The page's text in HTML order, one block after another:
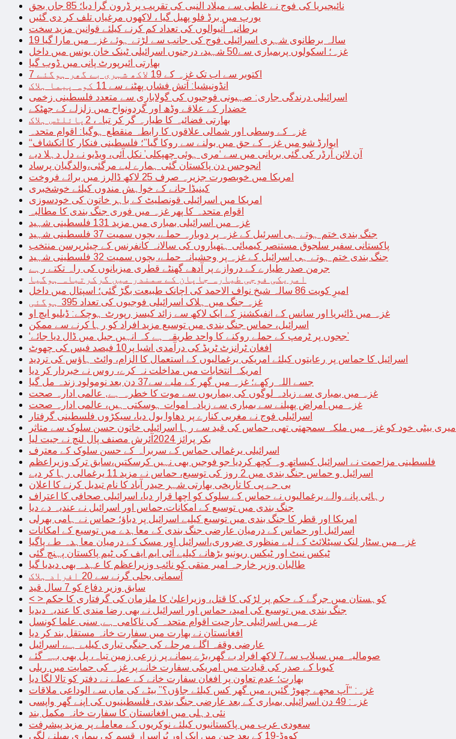
نائیجیریا کی فوج نے غلطی سے میلاد النبی کی تقریب پر ڈرون گرا دیا؛ 85 جاں بحق
یورپ میں برڈ فلو پھیل گیا ، لاکھوں مرغیاں تلف کر دی گئیں
برطانیہ آنیوالوں کی تعداد کم کرنے کیلئے قوانین مزید سخت
19 سالہ برطانوی شہری اسرائیلی فوج کی جانب سے لڑتے ہوئے غزہ میں مارا گیا
غزہ؛ اسکولوں پربمباری سے50 شہید، درجنوں اسرائیلی ٹینک خان یونس میں داخل
بھارتی ائیرپورٹ پانی میں ڈوب گیا
7 اکتوبر سے اب تک غزہ کے 19 لاکھ شہری بے گھر ہوگئے
انڈونیشیا: آتش فشاں پھٹنے سے 11 کوہ پیما ہلاک
اسرائیلی درندگی جاری: صہیونی فوجیوں کی گولاباری سے متعدد فلسطینی زخمی
خضدار کے علاقے وڈھ اور گردونواح میں زلزلے کے جھٹکے
بھارتی فضائیہ کا طیارہ گر کر تباہ، 2پائلٹس ہلاک
غزہ کے وسطی اور شمالی علاقوں کا رابطہ منقطع ہوگیا: اقوام متحدہ
“ایوارڈ شو میں غزہ کے حق میں بولنے سے روکا گیا”؛ فلسطینی فنکار کا انکشاف
آن لائن آرڈر کی گئی بریانی میں سے ‘مری ہوئی چھپکلی’ نکل آئی، ویڈیو نے دل دہلا دیے
انجوجس دن پاکستان گئی ہمارے لیے مرگئی،والدگیان پرساد
امریکا میں خوبصورت جزیرہ صرف 25 لاکھ ڈالرز میں برائے فروخت
کینیڈا جانے کے خواہش مندوں کیلئے خوشخبری
امریکا میں اسرائیلی قونصلیٹ کے باہر خاتون کی خودسوزی
اقوام متحدہ کا پھر غزہ میں فوری جنگ بندی کا مطالبہ
غزہ میں اسرائیلی بمباری میں مزید 131 فلسطینی شہید
جنگ بندی ختم ہوتے ہی اسرئیل کے غزہ پر دوبارہ حملے، بچوں سمیت 37 فلسطینی شہید
پاکستانی سفیر سلجوق مستنصر کیمیائی ہتھیاروں کی سالانہ کانفرنس کے چیئرپرسن منتخب
جنگ بندی ختم ہوتے ہی اسرائیل کے غزہ پر وحشیانہ حملے، بچوں سمیت 32 فلسطینی شہید
جرمن صدر طیارے کے دروازے پر آدھے گھنٹے قطری میزبانوں کی راہ تکتے رہے
امریکی فوجی طیارہ جاپان کے سمندر میں گرکرتباہ ہوگیا
امیرِ کویت 86 سالہ شیخ نواف الاحمد کی اچانک طبیعت بگڑ گئی؛ اسپتال میں داخل
غزہ جنگ میں ہلاک اسرائیلی فوجیوں کی تعداد 395 ہوگئی
غزہ میں ڈائیریا اور سانس کے انفیکشنز کے ایک لاکھ سے زائد کیسز رپورٹ ہوچکے: ڈبلیو ایچ او
اسرائیل، حماس جنگ بندی میں توسیع مزید افراد کو رہا کرنے سے ممکن
‘ججوں پر ٹرمپ کے حملے روکنے کا واحد طریقہ ہے کہ انہیں جیل میں ڈال دیا جائے’
افغان ٹرانزٹ ٹریڈ کی درآمدی اشیا پر10 فیصد فیس کی چھوٹ
اسرائیل کا حماس پر رعایتوں کیلئے امریکی یرغمالیوں کے استعمال کا الزام، وائٹ ہاؤس کی تردید
امریکہ انتخابات میں مداخلت نہ کرے، روس نے خبردار کر دیا
جسے اللہ رکھے؛ غزہ میں گھر کے ملبے سے37 دن بعد نومولود زندہ مل گیا
غزہ میں بمباری سے زیادہ لوگوں کی بیماریوں سے موت کا خطرہ ہے, عالمی ادارہ صحت
غزہ میں امراض پھیلنے سے بمباری سے زیادہ اموات ہوسکتی ہیں، عالمی ادارہ صحت
اسرائیلی فوج نے مغربی کنارے پر دھاوا بول دیا، سیکڑوں فلسطینی گرفتار
میری بیٹی خود کو غزہ میں ملکہ سمجھتی تھی، حماس کی قید سے رہا اسرائیلی خاتون حسن سلوک سے متاثر
بکر پرائز 2024آئرش مصنف پال لنچ نے جیت لیا
اسرائیلی یرغمالی حماس کے سربراہ کے حسن سلوک کے معترف
فلسطینی مزاحمت نے اسرائیل کیساتھ وہ کچھ کردیا جو فوجیں بھی نہیں کرسکتیں،سابق ترک وزیراعظم
اسرائیل و حماس جنگ بندی میں 2 روز کی توسیع، حماس نے مزید 11 یرغمالی رہا کر دیے
بی جے پی کا تاریخی بھارتی شہر حیدر آباد کا نام تبدیل کرنے کا اعلان
رہائی پانے والے یرغمالیوں نے حماس کے سلوک کو اچھا قرار دیا، اسرائیلی صحافی کا اعتراف
جنگ بندی میں توسیع کے امکانات،حماس اور اسرائیل نے عندیہ دے دیا
امریکا اور قطر کا جنگ بندی میں توسیع کیلیے اسرائیل پر دباؤ؛ حماس نے ہامی بھرلی
اسرائیل اور حماس کے درمیان عارضی جنگ بندی کے معاہدے میں توسیع کے امکانات
غزہ میں سٹار لنک سیٹلائٹ کے لیے منظوری ضروری،اسرائیل اور مسک کے درمیان معاہدہ طے پاگیا
ٹیکس نیٹ اور ٹیکس ریونیو بڑھانے کیلیے آئی ایم ایف کی ٹیم پاکستان پہنچ گئی
طالبان وزیر خارجہ امیر متقی کو نائب وزیراعظم کا عہدہ بھی دیدیا گیا
آسمانی بجلی گرنے سے 20 افراد ہلاک
سابق وزیر دفاع کو 7 سال قید
< > کوہستان میں جرگے کے حکم پر لڑکی کا قتل، وزیراعلیٰ کا ملزمان کی گرفتاری کا حکم
جنگ بندی میں توسیع کی امید، حماس اور اسرائیل نے بھی رضا مندی کا عندیہ دیدیا
غزہ میں اسرائیلی جارحیت اقوام متحدہ کی ناکامی ہے, سنی علما کونسل
افغانستان نے بھارت میں سفارت خانہ مستقل بند کر دیا
عارضی وقفہ اگلے مرحلے کی جنگی تیاری کیلیے ہے، اسرائیل
صومالیہ میں سیلاب سے7 لاکھ افراد بے گھر،بڑے پیمانے پر زرعی زمین تباہ، پل بھی بہہ گئے
کیوبا کے صدر کی قیادت میں امریکی سفارت خانے پر غزہ کی حمایت میں ریلی
بھارت؛ عدم تعاون پر افغان سفارت خانے کے عملے نے دفتر کو تالا لگا دیا
غزہ: “آپ مجھے چھوڑ گئیں، میں گھر کس کیلئے جاؤں؟” بیٹے کی ماں سے الوداعی ملاقات
غزہ: 49 دن اسرائیلی بمباری کے بعد عارضی جنگ بندی، فلسطینیوں کی اپنے گھر واپسی
نئی دہلی میں افغانستان کا سفارت خانہ مکمل بند
سعودی عرب میں پاکستانیوں کیلئے نوکریوں کے معاملے پر مزید پیشرفت
کووڈ-19 کے بعد چین میں ایک اور پُراسرار قسم کی بیماری پھیلنے لگی